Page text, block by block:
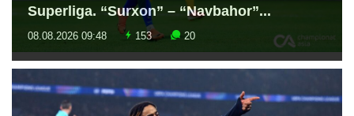
Superliga. “Surxon” – “Navbahor”...
08.08.2026 09:48 153 20